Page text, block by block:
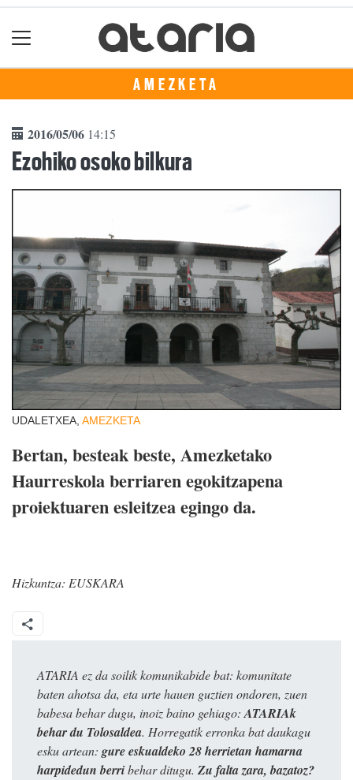
AMEZKETA
2016/05/06 14:15
Ezohiko osoko bilkura
UDALETXEA, AMEZKETA
Bertan, besteak beste, Amezketako
Haurreskola berriaren egokitzapena
proiektuaren esleitzea egingo da.
Hizkuntza: EUSKARA
ATARIA ez da soilik komunikabide bat: komunitate
baten ahotsa da, eta urte hauen guztien ondoren, zuen
babesa behar dugu, inoiz baino gehiago: ATARIAk
behar du Tolosaldea. Horregatik erronka bat daukagu
esku artean: gure eskualdeko 28 herrietan hamarna
harpidedun berribehar ditugu. Zu falta zara, bazatoz?